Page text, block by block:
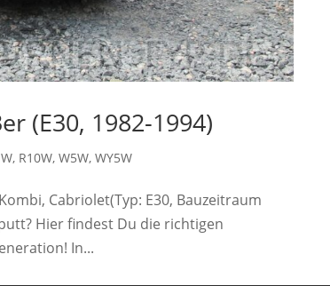
(E30, 1982-1994)
, R10W,W5W,WY5W
Cabriolet(Typ: E30, Bauzeitraum
Hier findest Du die richtigen
In...